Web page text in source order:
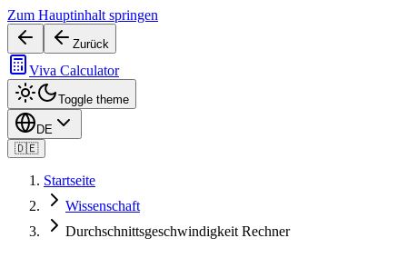
Zum Hauptinhalt springen
Zurück
Viva Calculator
Toggle theme
DE
🇩🇪
Startseite
Wissenschaft
Durchschnittsgeschwindigkeit Rechner